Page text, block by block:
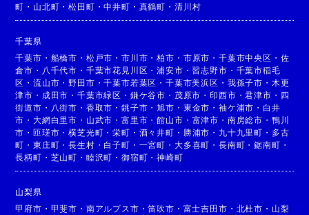
町 ・ 山北町 ・松田町 ・中井町 ・ 真鶴町 ・ 清川村
千葉県
千葉市 ・ 船橋市 ・ 松戸市 ・市川市 ・柏市 ・ 市原市 ・ 千葉市中央区 ・ 佐
倉市 ・ 八千代市 ・ 千葉市花見川区 ・浦安市 ・習志野市 ・ 千葉市稲毛
区 ・流山市 ・野田市 ・千葉市若葉区 ・千葉市美浜区 ・ 我孫子市 ・ 木更
津市 ・ 成田市 ・千葉市緑区 ・ 鎌ケ谷市 ・ 茂原市 ・印西市 ・君津市 ・ 四
街道市 ・ 八街市 ・ 香取市 ・銚子市 ・旭市 ・ 東金市 ・ 袖ケ浦市 ・ 白井
市 ・大網白里市 ・ 山武市 ・富里市 ・館山市 ・ 富津市 ・ 南房総市 ・ 鴨川
市 ・匝瑳市 ・横芝光町 ・栄町 ・ 酒々井町 ・ 勝浦市 ・ 九十九里町 ・ 多古
町 ・東庄町 ・長生村 ・ 白子町 ・ 一宮町 ・ 大多喜町 ・ 長南町 ・鋸南町 ・
長柄町 ・ 芝山町 ・ 睦沢町 ・御宿町 ・神崎町
山梨県
甲府市 ・ 甲斐市 ・ 南アルプス市 ・笛吹市 ・ 富士吉田市 ・ 北杜市 ・ 山梨